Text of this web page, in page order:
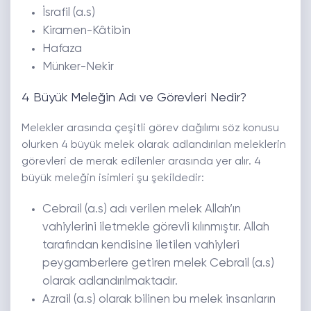
İsrafil (a.s)
Kiramen-Kâtibin
Hafaza
Münker-Nekir
4 Büyük Meleğin Adı ve Görevleri Nedir?
Melekler arasında çeşitli görev dağılımı söz konusu
olurken 4 büyük melek olarak adlandırılan meleklerin
görevleri de merak edilenler arasında yer alır. 4
büyük meleğin isimleri şu şekildedir:
Cebrail (a.s) adı verilen melek Allah’ın
vahiylerini iletmekle görevli kılınmıştır. Allah
tarafından kendisine iletilen vahiyleri
peygamberlere getiren melek Cebrail (a.s)
olarak adlandırılmaktadır.
Azrail (a.s) olarak bilinen bu melek insanların